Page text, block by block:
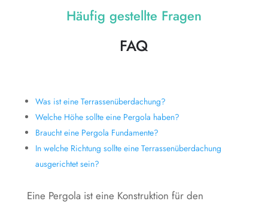
Häufig gestellte Fragen
FAQ
Was ist eine Terrassenüberdachung?
Welche Höhe sollte eine Pergola haben?
Braucht eine Pergola Fundamente?
In welche Richtung sollte eine Terrassenüberdachung
ausgerichtet sein?
Eine Pergola ist eine Konstruktion für den